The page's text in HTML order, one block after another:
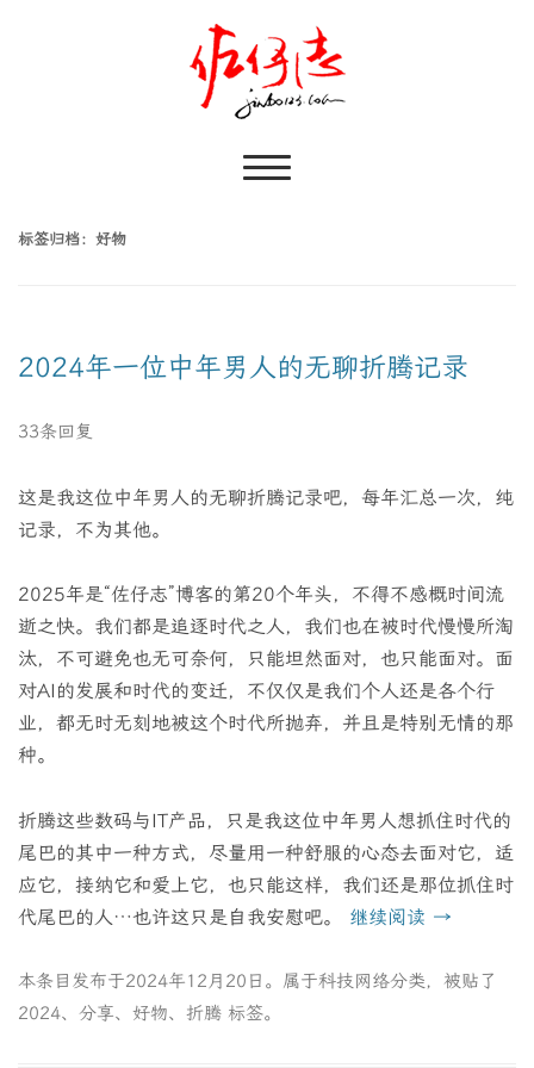
标签归档： 好物
2024年一位中年男人的无聊折腾记录
33条回复
这是我这位中年男人的无聊折腾记录吧，每年汇总一次，纯
记录，不为其他。
2025年是“佐仔志”博客的第20个年头，不得不感概时间流
逝之快。我们都是追逐时代之人，我们也在被时代慢慢所淘
汰，不可避免也无可奈何，只能坦然面对，也只能面对。面
对AI的发展和时代的变迁，不仅仅是我们个人还是各个行
业，都无时无刻地被这个时代所抛弃，并且是特别无情的那
种。
折腾这些数码与IT产品，只是我这位中年男人想抓住时代的
尾巴的其中一种方式，尽量用一种舒服的心态去面对它，适
应它，接纳它和爱上它，也只能这样，我们还是那位抓住时
代尾巴的人…也许这只是自我安慰吧。 继续阅读 →
本条目发布于2024年12月20日 。属于科技网络分类，被贴了
2024、 分享、 好物、 折腾 标签。